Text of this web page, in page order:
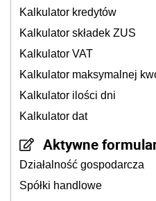
Kalkulator kredytów
Kalkulator składek ZUS
Kalkulator VAT
Kalkulator maksymalnej
Kalkulator ilości dni
Kalkulator dat
Aktywne
Działalność gospodarcza
Spółki handlowe